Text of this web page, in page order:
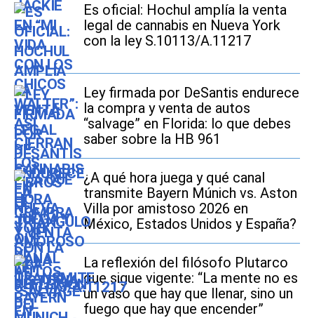
Es oficial: Hochul amplía la venta
legal de cannabis en Nueva York
con la ley S.10113/A.11217
Ley firmada por DeSantis endurece
la compra y venta de autos
“salvage” en Florida: lo que debes
saber sobre la HB 961
¿A qué hora juega y qué canal
transmite Bayern Múnich vs. Aston
Villa por amistoso 2026 en
México, Estados Unidos y España?
La reflexión del filósofo Plutarco
que sigue vigente: “La mente no es
un vaso que hay que llenar, sino un
fuego que hay que encender”